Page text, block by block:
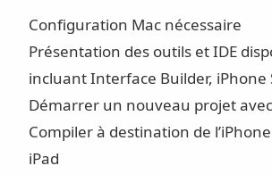
Configuration Mac nécessaire
Présentation des outils et IDE
incluant Interface Builder, iPhone
Démarrer un nouveau projet
Compiler à destination de
iPad